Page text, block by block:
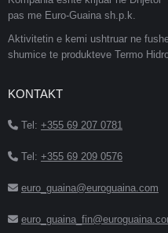
pas me Euro-Guaina sh.p.k.
Aktivitetin e kemi ushtruar ne
shumice te produkteve Termo
KONTAKT
Tel: +355 69 207 0781
Tel: +355 69 209 0576
euro_guaina@euroguaina.com